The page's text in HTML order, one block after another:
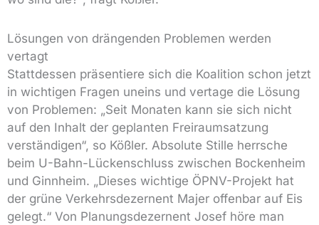
Lösungen von drängenden Problemen werden
vertagt
Stattdessen präsentiere sich die Koalition schon jetzt
in wichtigen Fragen uneins und vertage die Lösung
von Problemen: „Seit Monaten kann sie sich nicht
auf den Inhalt der geplanten Freiraumsatzung
verständigen“, so Kößler. Absolute Stille herrsche
beim U-Bahn-Lückenschluss zwischen Bockenheim
und Ginnheim. „Dieses wichtige ÖPNV-Projekt hat
der grüne Verkehrsdezernent Majer offenbar auf Eis
gelegt.“ Von Planungsdezernent Josef höre man